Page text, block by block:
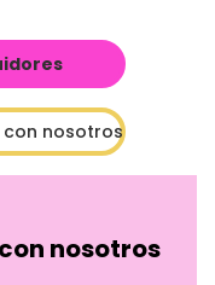
nosotros
nosotros